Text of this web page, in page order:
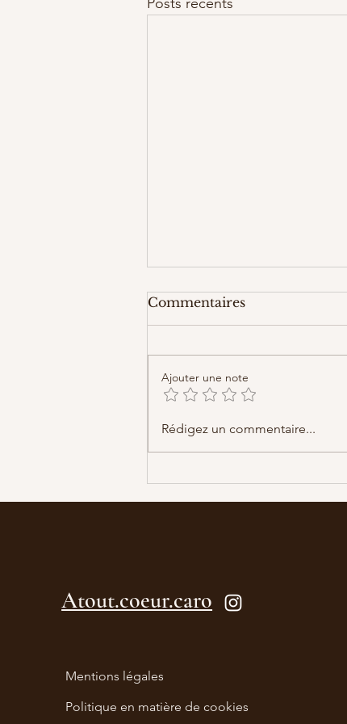
La stratégie de la libellule
Commentaires
Ajouter une note
Rédigez un commentaire...
Atout.coeur.caro
Mentions légales
Politique en matière de cookies